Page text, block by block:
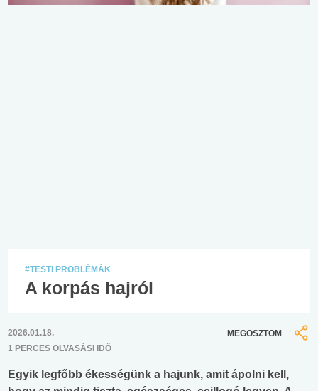
#TESTI PROBLÉMÁK
A korpás hajról
2026.01.18.
1 PERCES OLVASÁSI IDŐ
MEGOSZTOM
Egyik legfőbb ékességünk a hajunk, amit ápolni kell,